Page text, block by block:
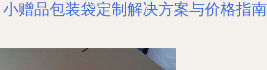
赠品包装袋定制解决方案与价格指南